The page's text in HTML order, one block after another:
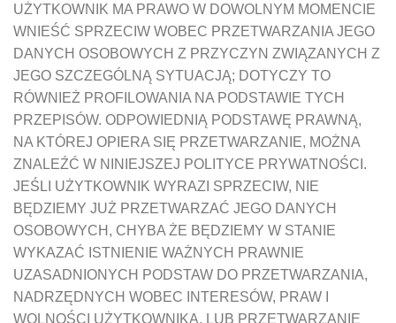
UŻYTKOWNIK MA PRAWO W DOWOLNYM MOMENCIE
WNIEŚĆ SPRZECIW WOBEC PRZETWARZANIA JEGO
DANYCH OSOBOWYCH Z PRZYCZYN ZWIĄZANYCH Z
JEGO SZCZEGÓLNĄ SYTUACJĄ; DOTYCZY TO
RÓWNIEŻ PROFILOWANIA NA PODSTAWIE TYCH
PRZEPISÓW. ODPOWIEDNIĄ PODSTAWĘ PRAWNĄ,
NA KTÓREJ OPIERA SIĘ PRZETWARZANIE, MOŻNA
ZNALEŹĆ W NINIEJSZEJ POLITYCE PRYWATNOŚCI.
JEŚLI UŻYTKOWNIK WYRAZI SPRZECIW, NIE
BĘDZIEMY JUŻ PRZETWARZAĆ JEGO DANYCH
OSOBOWYCH, CHYBA ŻE BĘDZIEMY W STANIE
WYKAZAĆ ISTNIENIE WAŻNYCH PRAWNIE
UZASADNIONYCH PODSTAW DO PRZETWARZANIA,
NADRZĘDNYCH WOBEC INTERESÓW, PRAW I
WOLNOŚCI UŻYTKOWNIKA, LUB PRZETWARZANIE